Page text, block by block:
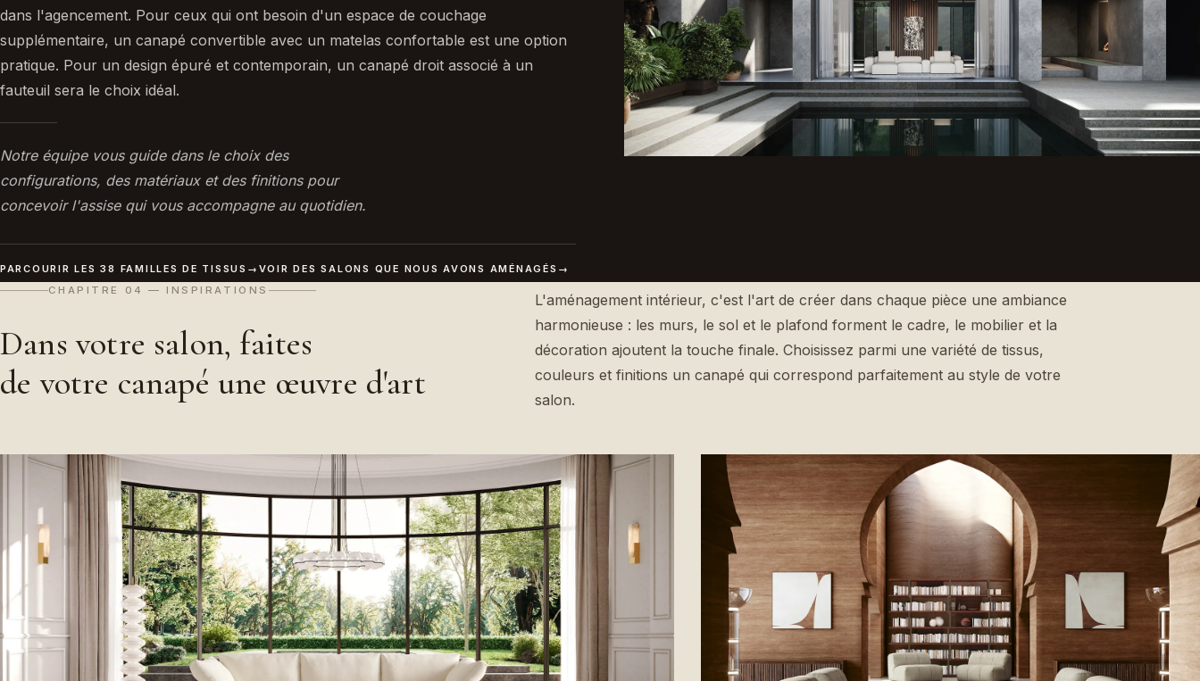
dans l'agencement. Pour ceux qui ont besoin d'un espace de couchage
supplémentaire, un canapé convertible avec un matelas confortable est une option
pratique. Pour un design épuré et contemporain, un canapé droit associé à un
fauteuil sera le choix idéal.
Notre équipe vous guide dans le choix des
configurations, des matériaux et des finitions pour
concevoir l'assise qui vous accompagne au quotidien.
PARCOURIR LES 38 FAMILLES DE TISSUS → VOIR DES SALONS QUE NOUS AVONS AMÉNAGÉS →
CHAPITRE 04 — INSPIRATIONS
Dans votre salon, faites
de votre canapé une œuvre d'art
L'aménagement intérieur, c'est l'art de créer dans chaque pièce une ambiance
harmonieuse : les murs, le sol et le plafond forment le cadre, le mobilier et la
décoration ajoutent la touche finale. Choisissez parmi une variété de tissus,
couleurs et finitions un canapé qui correspond parfaitement au style de votre
salon.